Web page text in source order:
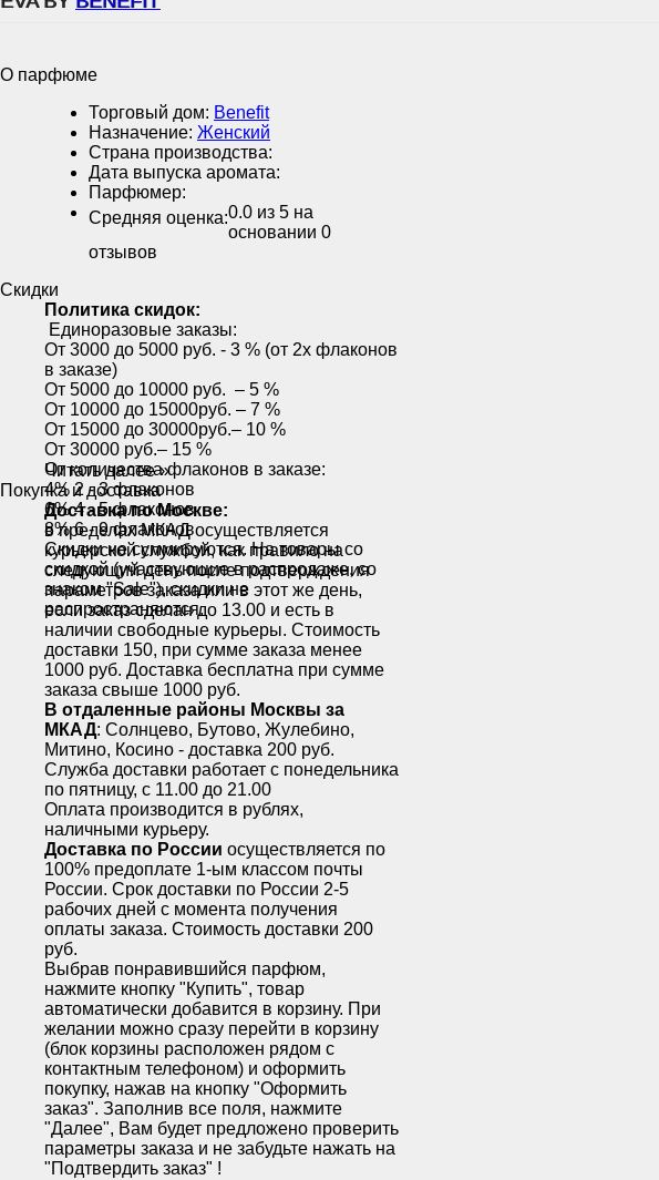
О парфюме
Торговый дом: Benefit
Назначение: Женский
Страна производства:
Дата выпуска аромата:
Парфюмер:
Средняя оценка:0.0 из 5 на
основании 0
отзывов
Скидки
Политика скидок:
Единоразовые заказы:
От 3000 до 5000 руб. - 3 % (от 2х флаконов
в заказе)
От 5000 до 10000 руб. – 5 %
От 10000 до 15000руб. – 7 %
От 15000 до 30000руб.– 10 %
От 30000 руб.– 15 %
От количества флаконов в заказе:
4% 2 - 3 флаконов
6% 4 - 5 флаконов
8% 6 - 9 флаконов
Скидки не суммируются. На товары со
скидкой (участвующие в распродаже, со
знаком "Sale"), скидки не
распространяются.
Читать далее »
Покупка и доставка
Доставка по Москве:
в пределах МКАД осуществляется
курьерской службой, как правило на
следующий день после подтверждения
параметров заказа или в этот же день,
если заказ сделан до 13.00 и есть в
наличии свободные курьеры. Стоимость
доставки 150, при сумме заказа менее
1000 руб. Доставка бесплатна при сумме
заказа свыше 1000 руб.
В отдаленные районы Москвы за
МКАД: Солнцево, Бутово, Жулебино,
Митино, Косино - доставка 200 руб.
Служба доставки работает с понедельника
по пятницу, с 11.00 до 21.00
Оплата производится в рублях,
наличными курьеру.
Доставка по России осуществляется по
100% предоплате 1-ым классом почты
России. Срок доставки по России 2-5
рабочих дней с момента получения
оплаты заказа. Стоимость доставки 200
руб.
Выбрав понравившийся парфюм,
нажмите кнопку "Купить", товар
автоматически добавится в корзину. При
желании можно сразу перейти в корзину
(блок корзины расположен рядом с
контактным телефоном) и оформить
покупку, нажав на кнопку "Оформить
заказ". Заполнив все поля, нажмите
"Далее", Вам будет предложено проверить
параметры заказа и не забудьте нажать на
"Подтвердить заказ" !